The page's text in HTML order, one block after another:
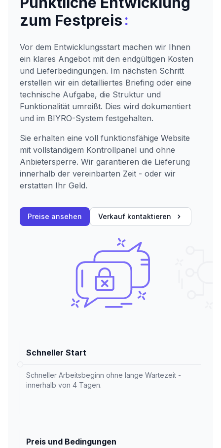
zum Festpreis:
Vor dem Entwicklungsstart machen wir Ihnen
ein klares Angebot mit den endgültigen Kosten
und Lieferbedingungen. Im nächsten Schritt
erstellen wir ein detailliertes Briefing oder eine
technische Aufgabe, die Struktur und
Funktionalität umreißt. Dies wird dokumentiert
und im BIYRO-System festgehalten.
Sie erhalten eine voll funktionsfähige Website
mit vollständigem Kontrollpanel und ohne
Anbietersperre. Wir garantieren die Lieferung
innerhalb der vereinbarten Zeit - oder wir
erstatten Ihr Geld.
Preise ansehen Verkauf kontaktieren
Schneller Start
Schneller Arbeitsbeginn ohne lange Wartezeit -
innerhalb von 4 Tagen.
Preis und Bedingungen